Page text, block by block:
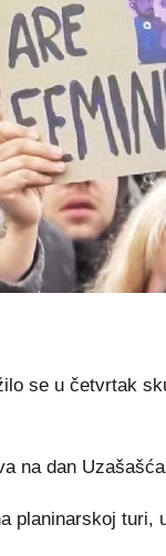
se u četvrtak
na dan
planinarskoj turi,